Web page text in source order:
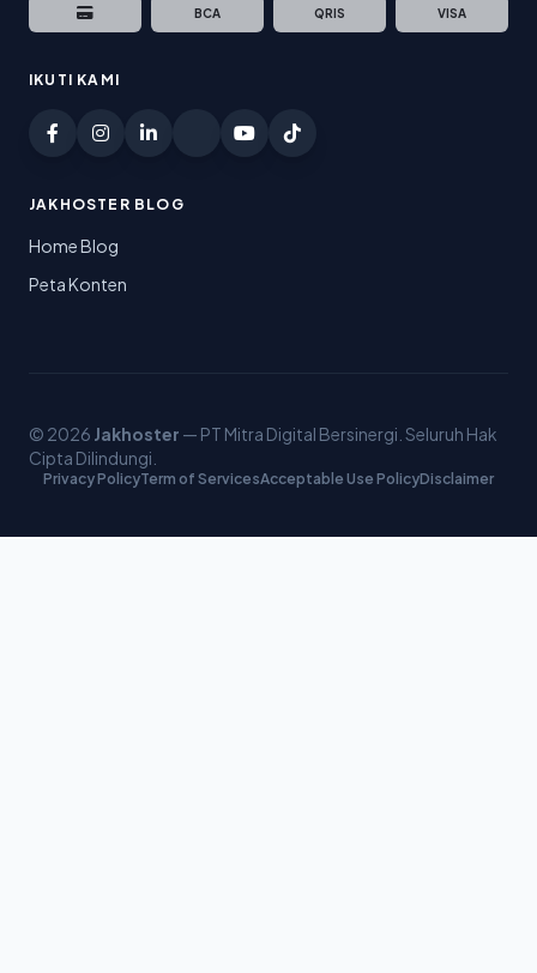
BCA QRIS VISA
IKUTI KAMI
JAKHOSTER BLOG
Home Blog
Peta Konten
© 2026 Jakhoster — PT Mitra Digital Bersinergi. Seluruh Hak
Cipta Dilindungi.
Privacy PolicyTerm of ServicesAcceptable Use PolicyDisclaimer